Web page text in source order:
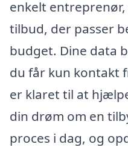
enkelt
tilbud, der passer
budget. Dine data
du får kun kontakt
er klaret til at
din drøm om en
proces i dag, og